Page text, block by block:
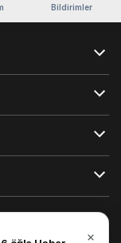
Bildirimler